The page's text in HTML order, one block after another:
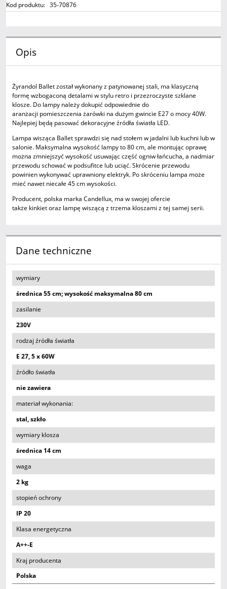
Kod produktu: 35-70876
Opis
Żyrandol Ballet został wykonany z patynowanej stali, ma klasyczną
formę wzbogaconą detalami w stylu retro i przezroczyste szklane
klosze. Do lampy należy dokupić odpowiednie do
aranżacji pomieszczenia żarówki na dużym gwincie E27 o mocy 40W.
Najlepiej będą pasować dekoracyjne źródła światła LED.
Lampa wisząca Ballet sprawdzi się nad stołem w jadalni lub kuchni lub w
salonie. Maksymalna wysokość lampy to 80 cm, ale montując oprawę
można zmniejszyć wysokość usuwając część ogniw łańcucha, a nadmiar
przewodu schować w podsufitce lub uciąć. Skrócenie przewodu
powinien wykonywać uprawniony elektryk. Po skróceniu lampa może
mieć nawet niecałe 45 cm wysokości.
Producent, polska marka Candellux, ma w swojej ofercie
także kinkiet oraz lampę wiszącą z trzema kloszami z tej samej serii.
Dane techniczne
wymiary
średnica 55 cm; wysokość maksymalna 80 cm
zasilanie
230V
rodzaj źródła światła
E 27, 5 x 60W
źródło światła
nie zawiera
materiał wykonania:
stal, szkło
wymiary klosza
średnica 14 cm
waga
2 kg
stopień ochrony
IP 20
Klasa energetyczna
A++-E
Kraj producenta
Polska